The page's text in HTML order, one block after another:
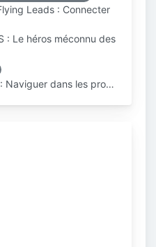
Leads : Connecter
: Le héros méconnu des
: Naviguer dans les pro…